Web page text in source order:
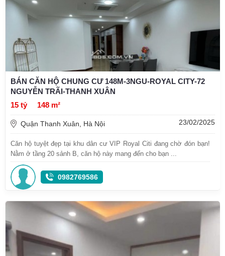
BÁN CĂN HỘ CHUNG CƯ 148M-3NGU-ROYAL CITY-72
NGUYỄN TRÃI-THANH XUÂN
15 tỷ
148 m²
Quận Thanh Xuân, Hà Nội 23/02/2025
Căn hộ tuyệt đẹp tại khu dân cư VIP Royal Citi đang chờ đón bạn!
Nằm ở tầng 20 sảnh B, căn hộ này mang đến cho bạn ...
0982769586